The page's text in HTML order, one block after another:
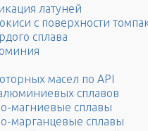
латуней
с поверхности
сплава
масел по API
сплавов
магниевые сплавы
марганцевые сплавы